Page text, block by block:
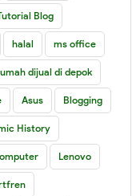
Blog
halal ms office
dijual di depok
Asus Blogging
History
Lenovo